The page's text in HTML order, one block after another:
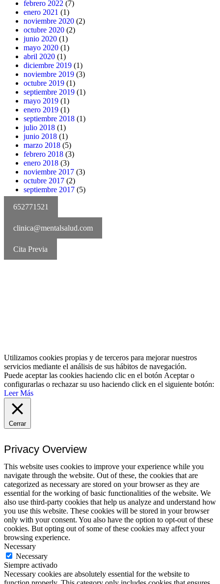
febrero 2022 (7)
enero 2021 (1)
noviembre 2020 (2)
octubre 2020 (2)
junio 2020 (1)
mayo 2020 (1)
abril 2020 (1)
diciembre 2019 (1)
noviembre 2019 (3)
octubre 2019 (1)
septiembre 2019 (1)
mayo 2019 (1)
enero 2019 (1)
septiembre 2018 (1)
julio 2018 (1)
junio 2018 (1)
marzo 2018 (5)
febrero 2018 (3)
enero 2018 (3)
noviembre 2017 (3)
octubre 2017 (2)
septiembre 2017 (5)
652771521
clinica@mentalsalud.com
Cita Previa
Utilizamos cookies propias y de terceros para mejorar nuestros
servicios mediante el análisis de sus hábitos de navegación.
Puede aceptar las cookies haciendo clic en el botón Aceptaro
configurarlas o rechazar su uso haciendo click en el siguiente botón:
Leer Más
Cerrar
Privacy Overview
This website uses cookies to improve your experience while you
navigate through the website. Out of these, the cookies that are
categorized as necessary are stored on your browser as they are
essential for the working of basic functionalities of the website. We
also use third-party cookies that help us analyze and understand how
you use this website. These cookies will be stored in your browser
only with your consent. You also have the option to opt-out of these
cookies. But opting out of some of these cookies may affect your
browsing experience.
Necessary
Necessary
Siempre activado
Necessary cookies are absolutely essential for the website to